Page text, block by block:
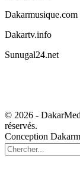
Dakarmusique.com
Dakartv.info
Sunugal24.net
© 2026 -
réservés.
Conception